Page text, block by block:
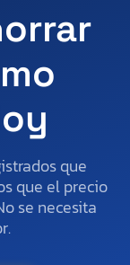
que
que el precio
se necesita